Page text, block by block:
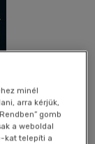
minél
arra kérjük,
gomb
a weboldal
kat telepíti a